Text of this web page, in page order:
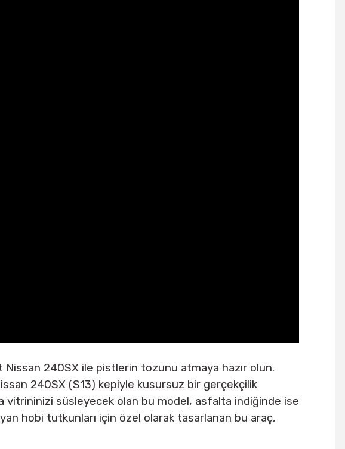
Nissan 240SX ile pistlerin tozunu atmaya hazır olun.
240SX (S13) kepiyle kusursuz bir gerçekçilik
vitrininizi süsleyecek olan bu model, asfalta indiğinde ise
hobi tutkunları için özel olarak tasarlanan bu araç,